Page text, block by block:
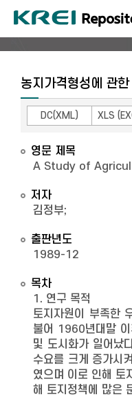
농지가격형성에 관한
DC(XML) XLS
영문 제목
A Study of
저자
김정부;
출판년도
1989-12
목차
1. 연구 목적
토지자원이 부족한
불어 1960년대말
및 도시화가 일어났
수요를 크게 증가시
였으며 이로 인해 토
해 토지정책에 많은